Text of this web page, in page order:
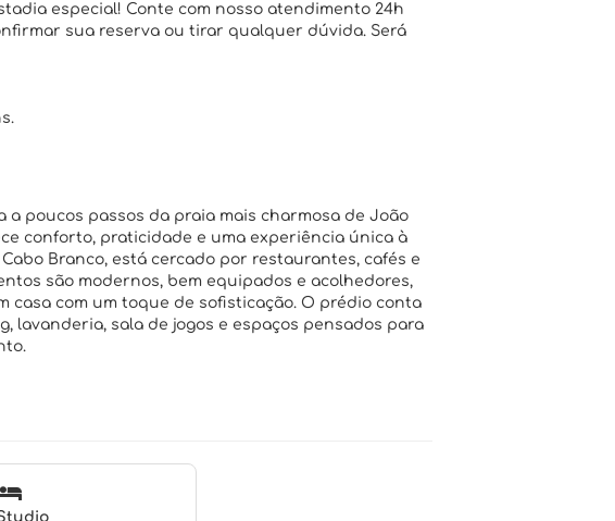
especial! Conte com nosso atendimento 24h
sua reserva ou tirar qualquer dúvida. Será
a poucos passos da praia mais charmosa de João
conforto, praticidade e uma experiência única à
Branco, está cercado por restaurantes, cafés e
são modernos, bem equipados e acolhedores,
casa com um toque de sofisticação. O prédio conta
lavanderia, sala de jogos e espaços pensados para